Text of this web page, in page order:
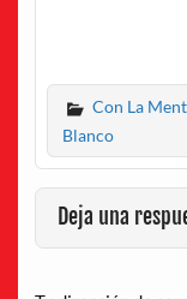
Con La
Blanco
Deja una